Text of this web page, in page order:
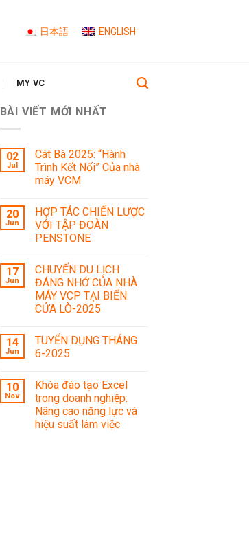
日本語 ENGLISH
MY VC
BÀI VIẾT MỚI NHẤT
02
Jul
Cát Bà 2025: “Hành
Trình Kết Nối” Của nhà
máy VCM
20
Jun
HỢP TÁC CHIẾN LƯỢC
VỚI TẬP ĐOÀN
PENSTONE
17
Jun
CHUYẾN DU LỊCH
ĐÁNG NHỚ CỦA NHÀ
MÁY VCP TẠI BIỂN
CỬA LÒ-2025
14
Jun
TUYỂN DỤNG THÁNG
6-2025
10
Nov
Khóa đào tạo Excel
trong doanh nghiệp:
Nâng cao năng lực và
hiệu suất làm việc